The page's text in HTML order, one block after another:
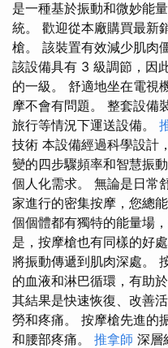
是一種基於振動和微妙能
統。 歡迎從本廠購買最新
槍。 該裝置有效減少肌肉
該設備具有 3 級調節，因
的一級。 舒適地坐在電視
摩不會有問題。 整套設備
旅行等情況下運送設備。
技術 本設備經過科學設計
變的四步驟頻率和智慧振
個人化需求。 無論是日常
家進行的密集按摩，您總
個個體都有獨特的能量場
是，按摩槍也有同樣的好
將振動傳遞到肌肉深處。
的血液和淋巴循環，有助
其結果是快速恢復、改善
勞和疼痛。 按摩槍先進的
和腰部疼痛。 推拿師 深層